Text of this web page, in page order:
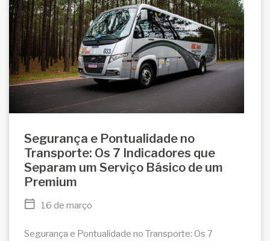
Segurança e Pontualidade no
Transporte: Os 7 Indicadores que
Separam um Serviço Básico de um
Premium
16 de março
Segurança e Pontualidade no Transporte: Os 7